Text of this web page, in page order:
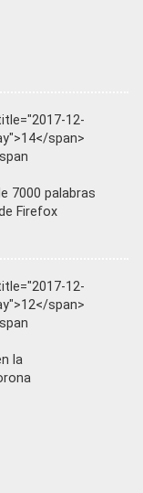
12-
span>
7000 palabras
Firefox
12-
span>
la